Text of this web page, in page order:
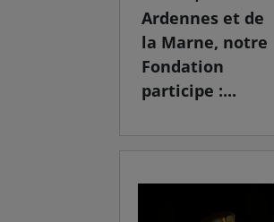
Ardennes et de
la Marne, notre
Fondation
participe :...